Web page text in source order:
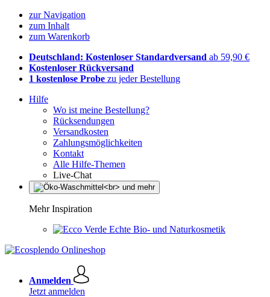
zur Navigation
zum Inhalt
zum Warenkorb
Deutschland: Kostenloser Standardversand ab 59,90 €
Kostenloser Rückversand
1 kostenlose Probe zu jeder Bestellung
Hilfe
Wo ist meine Bestellung?
Rücksendungen
Versandkosten
Zahlungsmöglichkeiten
Kontakt
Alle Hilfe-Themen
Live-Chat
Mehr Inspiration
Echte Bio- und Naturkosmetik
Anmelden
Jetzt anmelden